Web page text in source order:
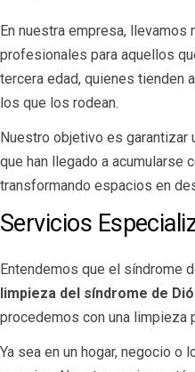
En nuestra empresa,
profesionales para aquellos
tercera edad, quienes tienden
los que los rodean.
Nuestro objetivo es garantizar
que han llegado a acumularse
transformando espacios en
Servicios
Entendemos que el síndrome
limpieza del síndrome de
procedemos con una limpieza
Ya sea en un hogar, negocio